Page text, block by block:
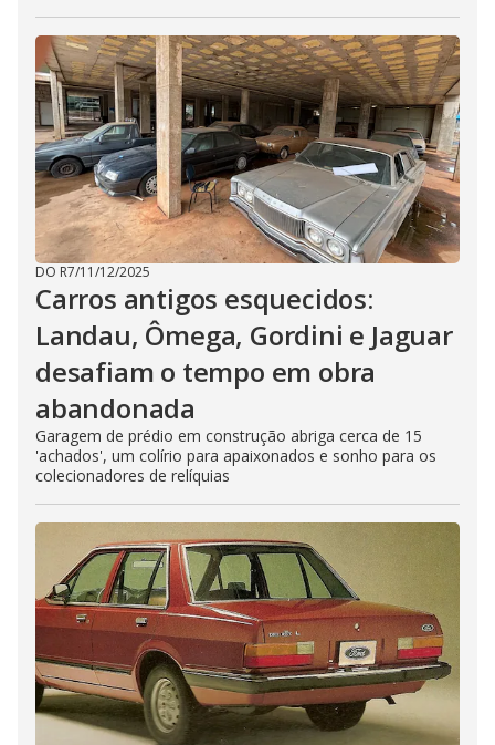
DO R7/11/12/2025
Carros antigos esquecidos:
Landau, Ômega, Gordini e Jaguar
desafiam o tempo em obra
abandonada
Garagem de prédio em construção abriga cerca de 15
'achados', um colírio para apaixonados e sonho para os
colecionadores de relíquias